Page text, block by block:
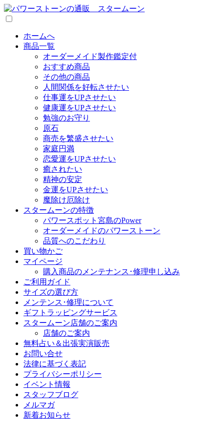
ホームへ
商品一覧
オーダーメイド製作鑑定付
おすすめ商品
その他の商品
人間関係を好転させたい
仕事運をUPさせたい
健康運をUPさせたい
勉強のお守り
原石
商売を繁盛させたい
家庭円満
恋愛運をUPさせたい
癒されたい
精神の安定
金運をUPさせたい
魔除け厄除け
スタームーンの特徴
パワースポット宮島のPower
オーダーメイドのパワーストーン
品質へのこだわり
買い物かご
マイページ
購入商品のメンテナンス･修理申し込み
ご利用ガイド
サイズの選び方
メンテンス･修理について
ギフトラッピングサービス
スタームーン店舗のご案内
店舗のご案内
無料占い＆出張実演販売
お問い合せ
法律に基づく表記
プライバシーポリシー
イベント情報
スタッフブログ
メルマガ
新着お知らせ